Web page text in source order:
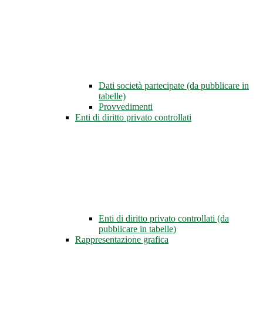
Dati società partecipate (da pubblicare in
tabelle)
Provvedimenti
Enti di diritto privato controllati
Enti di diritto privato controllati (da
pubblicare in tabelle)
Rappresentazione grafica